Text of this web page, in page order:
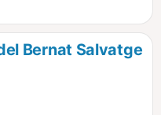
dégagée,
belle
sommet
neige
la nuit
tombée
Bernat Salvatge